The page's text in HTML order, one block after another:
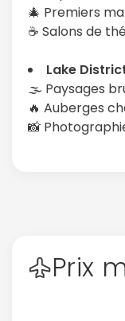
🎄 Premiers
☕ Salons de
Lake
🌫️ Paysages
🔥 Auberges
📸
Prix